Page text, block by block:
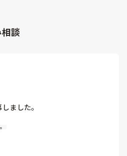
談
ました。
接はどのようなことを聞かれる